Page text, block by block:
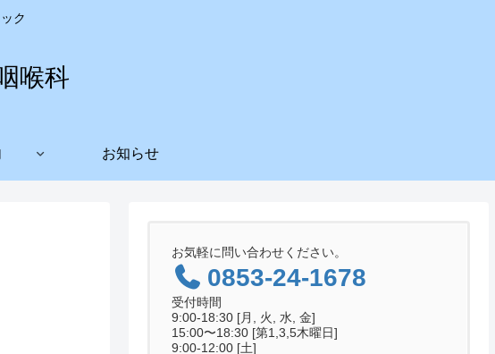
ク
喉科
お知らせ
お気軽に問い合わせください。
0853-24-1678
受付時間
9:00-18:30 [月, 火, 水, 金]
15:00〜18:30 [第1,3,5木曜日]
9:00-12:00 [土]